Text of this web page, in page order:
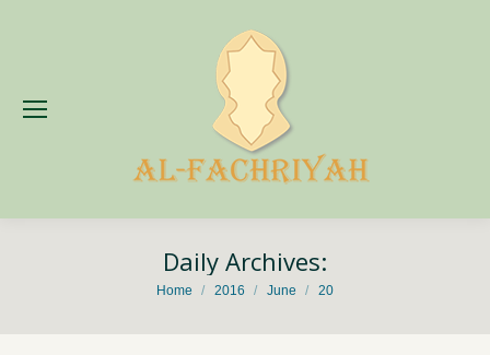
Daily Archives:
You are here:
Home 2016 June 20